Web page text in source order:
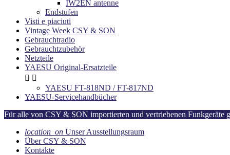
IW2EN antenne
Endstufen
Visti e piaciuti
Vintage Week CSY & SON
Gebrauchtradio
Gebrauchtzubehör
Netzteile
YAESU Original-Ersatzteile
 
YAESU FT-818ND / FT-817ND
YAESU-Servicehandbücher
Für alle von CSY & SON importierten und vertriebenen Funkgeräte
location_on Unser Ausstellungsraum
Über CSY & SON
Kontakte